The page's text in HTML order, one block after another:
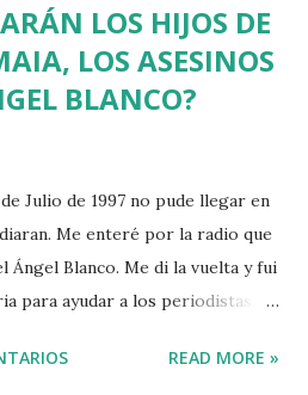
LOS HIJOS DE
LOS ASESINOS
BLANCO?
Julio de 1997 no pude llegar en
Me enteré por la radio que
Ángel Blanco. Me di la vuelta y fui
para ayudar a los periodistas
que se cumpliera el plazo de 48
READ MORE »